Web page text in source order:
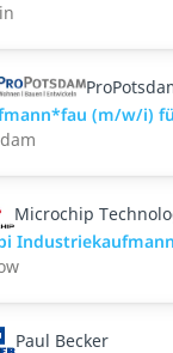
(m/w/i)
Microchip
Paul Becker